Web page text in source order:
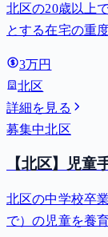
北区の20歳以上
とする在宅の重
3万円
北区
詳細を見る
募集中北区
【北区】児童
北区の中学校卒
で）の児童を養